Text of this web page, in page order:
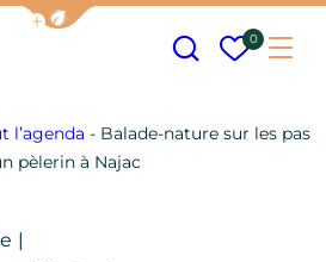
Afficher la barre de navigation
Mes
0
l’agenda - Balade-nature sur les pas
pèlerin à Najac